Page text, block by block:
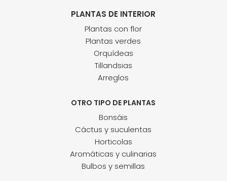
PLANTAS DE INTERIOR
Plantas con flor
Plantas verdes
Orquídeas
Tillandsias
Arreglos
OTRO TIPO DE PLANTAS
Bonsáis
Cáctus y suculentas
Horticolas
Aromáticas y culinarias
Bulbos y semillas